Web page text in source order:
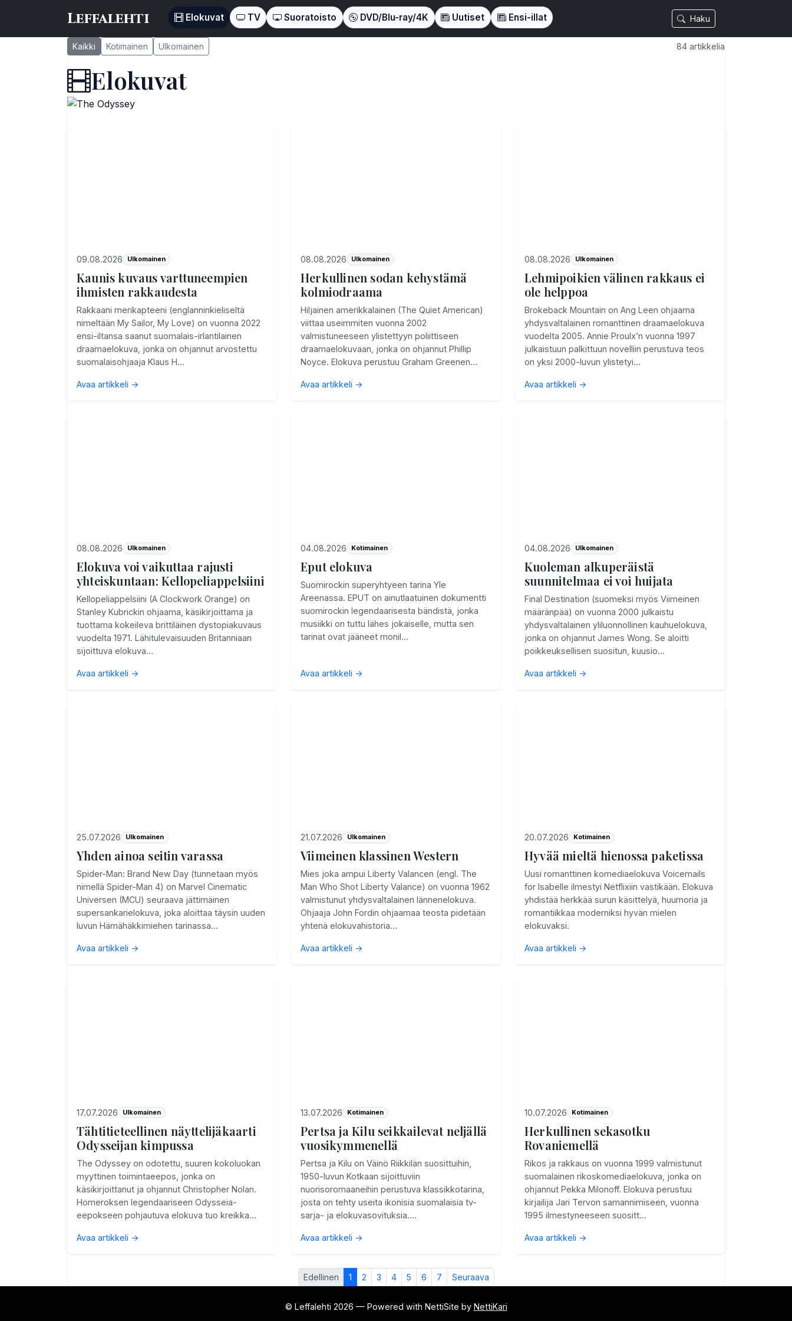
Leffalehti Elokuvat TV Suoratoisto DVD/Blu-ray/4K Uutiset Ensi-illat Haku
Kaikki Kotimainen Ulkomainen 84 artikkelia
Elokuvat
09.08.2026 Ulkomainen
Kaunis kuvaus varttuneempien
ihmisten rakkaudesta
Rakkaani merikapteeni (englanninkieliseltä
nimeltään My Sailor, My Love) on vuonna 2022
ensi-iltansa saanut suomalais-irlantilainen
draamaelokuva, jonka on ohjannut arvostettu
suomalaisohjaaja Klaus H…
Avaa artikkeli →
08.08.2026 Ulkomainen
Herkullinen sodan kehystämä
kolmiodraama
Hiljainen amerikkalainen (The Quiet American)
viittaa useimmiten vuonna 2002
valmistuneeseen ylistettyyn poliittiseen
draamaelokuvaan, jonka on ohjannut Phillip
Noyce. Elokuva perustuu Graham Greenen…
Avaa artikkeli →
08.08.2026 Ulkomainen
Lehmipoikien välinen rakkaus ei
ole helppoa
Brokeback Mountain on Ang Leen ohjaama
yhdysvaltalainen romanttinen draamaelokuva
vuodelta 2005. Annie Proulx’n vuonna 1997
julkaistuun palkittuun novelliin perustuva teos
on yksi 2000-luvun ylistetyi…
Avaa artikkeli →
08.08.2026 Ulkomainen
Elokuva voi vaikuttaa rajusti
yhteiskuntaan: Kellopeliappelsiini
Kellopeliappelsiini (A Clockwork Orange) on
Stanley Kubrickin ohjaama, käsikirjoittama ja
tuottama kokeileva brittiläinen dystopiakuvaus
vuodelta 1971. Lähitulevaisuuden Britanniaan
sijoittuva elokuva…
Avaa artikkeli →
04.08.2026 Kotimainen
Eput elokuva
Suomirockin superyhtyeen tarina Yle
Areenassa. EPUT on ainutlaatuinen dokumentti
suomirockin legendaarisesta bändistä, jonka
musiikki on tuttu lähes jokaiselle, mutta sen
tarinat ovat jääneet monil…
Avaa artikkeli →
04.08.2026 Ulkomainen
Kuoleman alkuperäistä
suunnitelmaa ei voi huijata
Final Destination (suomeksi myös Viimeinen
määränpää) on vuonna 2000 julkaistu
yhdysvaltalainen yliluonnollinen kauhuelokuva,
jonka on ohjannut James Wong. Se aloitti
poikkeuksellisen suositun, kuusio…
Avaa artikkeli →
25.07.2026 Ulkomainen
Yhden ainoa seitin varassa
Spider-Man: Brand New Day (tunnetaan myös
nimellä Spider-Man 4) on Marvel Cinematic
Universen (MCU) seuraava jättimäinen
supersankarielokuva, joka aloittaa täysin uuden
luvun Hämähäkkimiehen tarinassa…
Avaa artikkeli →
21.07.2026 Ulkomainen
Viimeinen klassinen Western
Mies joka ampui Liberty Valancen (engl. The
Man Who Shot Liberty Valance) on vuonna 1962
valmistunut yhdysvaltalainen lännenelokuva.
Ohjaaja John Fordin ohjaamaa teosta pidetään
yhtenä elokuvahistoria…
Avaa artikkeli →
20.07.2026 Kotimainen
Hyvää mieltä hienossa paketissa
Uusi romanttinen komediaelokuva Voicemails
for Isabelle ilmestyi Netflixiin vastikään. Elokuva
yhdistää herkkää surun käsittelyä, huumoria ja
romantiikkaa moderniksi hyvän mielen
elokuvaksi.
Avaa artikkeli →
17.07.2026 Ulkomainen
Tähtitieteellinen näyttelijäkaarti
Odysseijan kimpussa
The Odyssey on odotettu, suuren kokoluokan
myyttinen toimintaeepos, jonka on
käsikirjoittanut ja ohjannut Christopher Nolan.
Homeroksen legendaariseen Odysseia-
eepokseen pohjautuva elokuva tuo kreikka…
Avaa artikkeli →
13.07.2026 Kotimainen
Pertsa ja Kilu seikkailevat neljällä
vuosikymmenellä
Pertsa ja Kilu on Väinö Riikkilän suosittuihin,
1950-luvun Kotkaan sijoittuviin
nuorisoromaaneihin perustuva klassikkotarina,
josta on tehty useita ikonisia suomalaisia tv-
sarja- ja elokuvasovituksia.…
Avaa artikkeli →
10.07.2026 Kotimainen
Herkullinen sekasotku
Rovaniemellä
Rikos ja rakkaus on vuonna 1999 valmistunut
suomalainen rikoskomediaelokuva, jonka on
ohjannut Pekka Milonoff. Elokuva perustuu
kirjailija Jari Tervon samannimiseen, vuonna
1995 ilmestyneeseen suositt…
Avaa artikkeli →
Edellinen 1 2 3 4 5 6 7 Seuraava
© Leffalehti 2026 — Powered with NettiSite by NettiKari